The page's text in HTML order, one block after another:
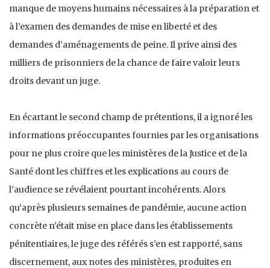
manque de moyens humains nécessaires à la préparation et
à l’examen des demandes de mise en liberté et des
demandes d’aménagements de peine. Il prive ainsi des
milliers de prisonniers de la chance de faire valoir leurs
droits devant un juge.
En écartant le second champ de prétentions, il a ignoré les
informations préoccupantes fournies par les organisations
pour ne plus croire que les ministères de la Justice et de la
Santé dont les chiffres et les explications au cours de
l’audience se révélaient pourtant incohérents. Alors
qu’après plusieurs semaines de pandémie, aucune action
concrète n’était mise en place dans les établissements
pénitentiaires, le juge des référés s’en est rapporté, sans
discernement, aux notes des ministères, produites en